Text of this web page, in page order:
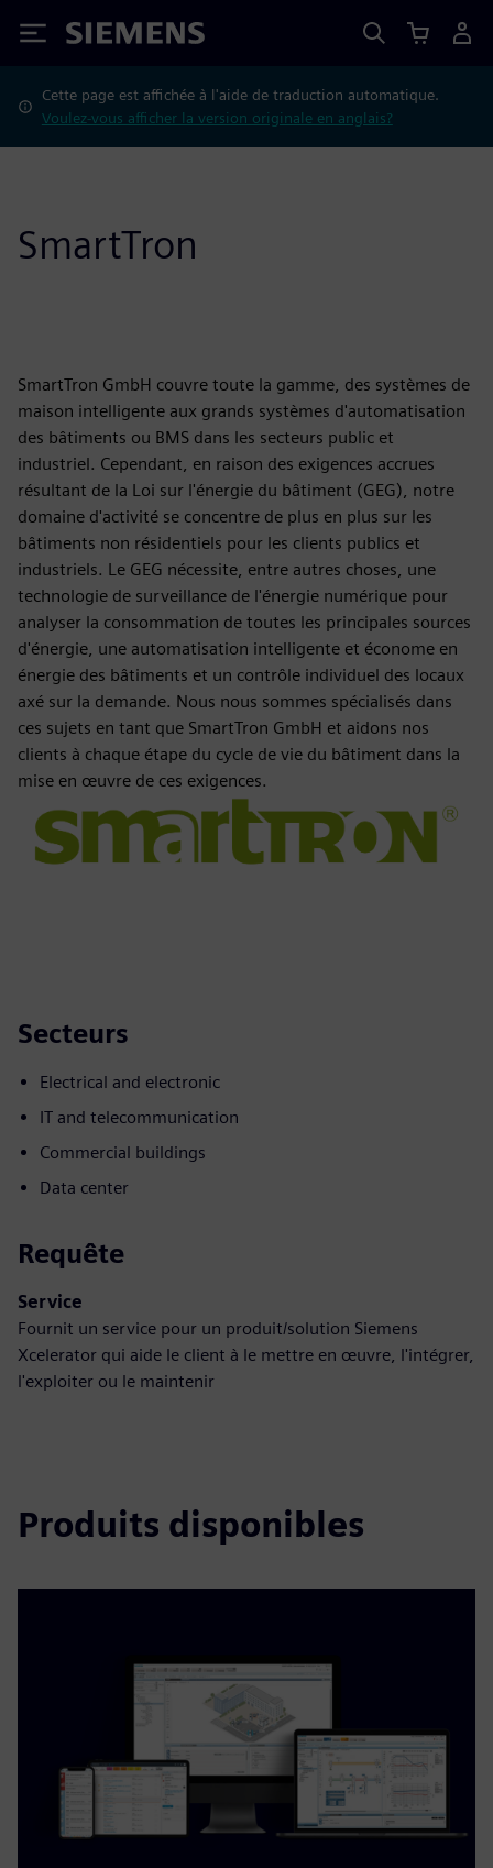
Siemens
Cette page est affichée à l'aide de traduction automatique.
Voulez-vous afficher la version originale en anglais?
SmartTron
SmartTron GmbH couvre toute la gamme, des systèmes de
maison intelligente aux grands systèmes d'automatisation
des bâtiments ou BMS dans les secteurs public et
industriel. Cependant, en raison des exigences accrues
résultant de la Loi sur l'énergie du bâtiment (GEG), notre
domaine d'activité se concentre de plus en plus sur les
bâtiments non résidentiels pour les clients publics et
industriels. Le GEG nécessite, entre autres choses, une
technologie de surveillance de l'énergie numérique pour
analyser la consommation de toutes les principales sources
d'énergie, une automatisation intelligente et économe en
énergie des bâtiments et un contrôle individuel des locaux
axé sur la demande. Nous nous sommes spécialisés dans
ces sujets en tant que SmartTron GmbH et aidons nos
clients à chaque étape du cycle de vie du bâtiment dans la
mise en œuvre de ces exigences.
Secteurs
Electrical and electronic
IT and telecommunication
Commercial buildings
Data center
Requête
Service
Fournit un service pour un produit/solution Siemens
Xcelerator qui aide le client à le mettre en œuvre, l'intégrer,
l'exploiter ou le maintenir
Produits disponibles